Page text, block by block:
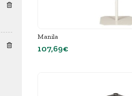
Manila
107,69€